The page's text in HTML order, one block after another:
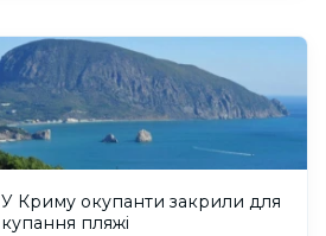
У Криму окупанти закрили для
купання пляжі